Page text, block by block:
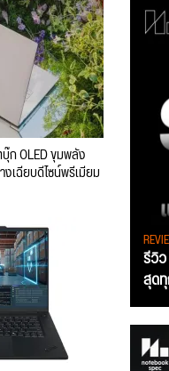
รีวิ
สุด
บุ๊ก OLED ขุมพลัง
งเฉียบดีไซน์พรีเมียม